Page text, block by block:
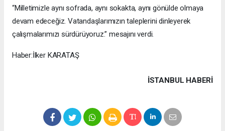
“Milletimizle aynı sofrada, aynı sokakta, aynı gönülde olmaya
devam edeceğiz. Vatandaşlarımızın taleplerini dinleyerek
çalışmalarımızı sürdürüyoruz.” mesajını verdi.
Haber:İlker KARATAŞ
İSTANBUL HABERİ